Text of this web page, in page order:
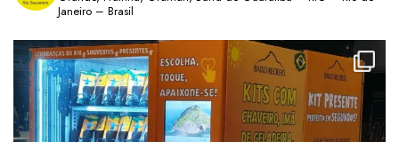
Janeiro – Brasil